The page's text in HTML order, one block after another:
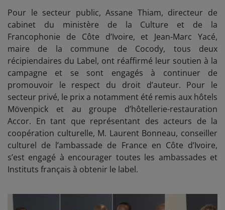
Pour le secteur public, Assane Thiam, directeur de
cabinet du ministère de la Culture et de la
Francophonie de Côte d’Ivoire, et Jean-Marc Yacé,
maire de la commune de Cocody, tous deux
récipiendaires du Label, ont réaffirmé leur soutien à la
campagne et se sont engagés à continuer de
promouvoir le respect du droit d’auteur. Pour le
secteur privé, le prix a notamment été remis aux hôtels
Mövenpick et au groupe d’hôtellerie-restauration
Accor. En tant que représentant des acteurs de la
coopération culturelle, M. Laurent Bonneau, conseiller
culturel de l’ambassade de France en Côte d’Ivoire,
s’est engagé à encourager toutes les ambassades et
Instituts français à obtenir le label.